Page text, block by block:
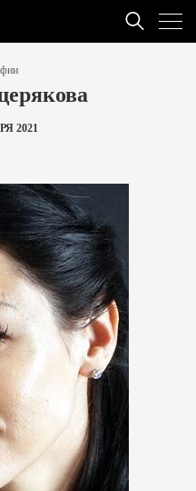
2021